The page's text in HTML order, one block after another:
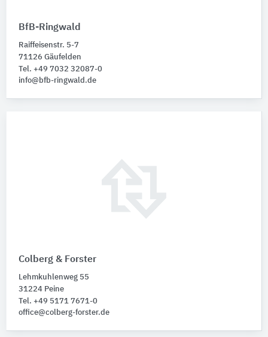
BfB-Ringwald
Raiffeisenstr. 5-7
71126 Gäufelden
Tel. +49 7032 32087-0
info@bfb-ringwald.de
Colberg & Forster
Lehmkuhlenweg 55
31224 Peine
Tel. +49 5171 7671-0
office@colberg-forster.de